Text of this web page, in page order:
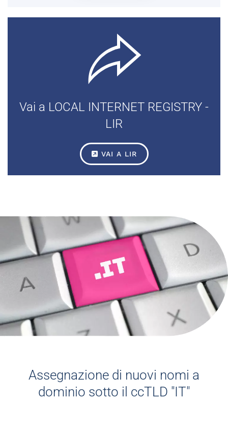
Vai a LOCAL INTERNET REGISTRY -
LIR
VAI A LIR
Assegnazione di nuovi nomi a
dominio sotto il ccTLD "IT"